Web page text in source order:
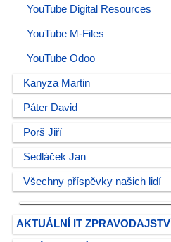
YouTube Digital Resources
YouTube M-Files
YouTube Odoo
Kanyza Martin
Páter David
Porš Jiří
Sedláček Jan
Všechny příspěvky našich lidí
AKTUÁLNÍ IT ZPRAVODAJSTVÍ